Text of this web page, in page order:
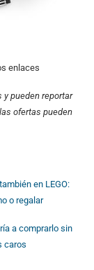
enlaces
pueden reportar
ofertas pueden
en LEGO:
o regalar
a comprarlo sin
caros